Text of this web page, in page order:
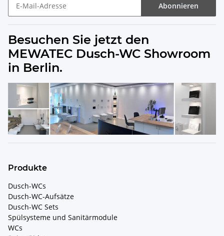
Abonnieren
Besuchen Sie jetzt den
MEWATEC Dusch-WC Showroom
in Berlin.
Produkte
Dusch-WCs
Dusch-WC-Aufsätze
Dusch-WC Sets
Spülsysteme und Sanitärmodule
WCs